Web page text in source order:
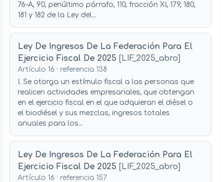
76-A, 90, penúltimo párrafo, 110, fracción XI, 179, 180,
181 y 182 de la Ley del...
Ley De Ingresos De La Federación Para El
Ejercicio Fiscal De 2025 [LIF_2025_abro]
Artículo 16 · referencia 138
I. Se otorga un estímulo fiscal a las personas que
realicen actividades empresariales, que obtengan
en el ejercicio fiscal en el que adquieran el diésel o
el biodiésel y sus mezclas, ingresos totales
anuales para los...
Ley De Ingresos De La Federación Para El
Ejercicio Fiscal De 2025 [LIF_2025_abro]
Artículo 16 · referencia 157